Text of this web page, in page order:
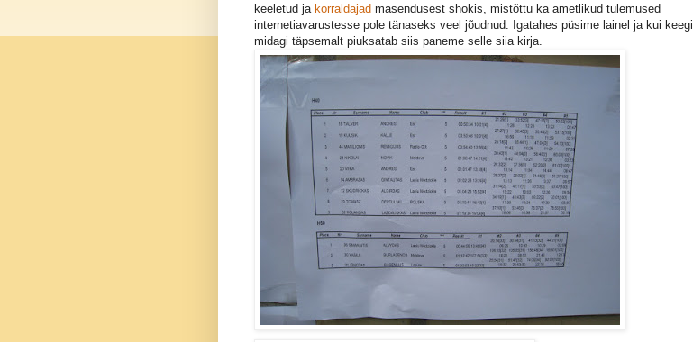
keeletud ja korraldajad masendusest shokis, mistõttu ka ametlikud tulemused
internetiavarustesse pole tänaseks veel jõudnud. Igatahes püsime lainel ja kui keegi
midagi täpsemalt piuksatab siis paneme selle siia kirja.